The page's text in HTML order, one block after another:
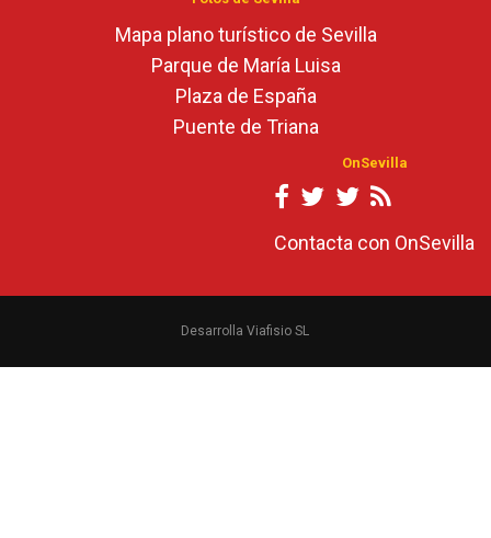
Mapa plano turístico de Sevilla
Parque de María Luisa
Plaza de España
Puente de Triana
OnSevilla
Contacta con OnSevilla
Desarrolla Viafisio SL